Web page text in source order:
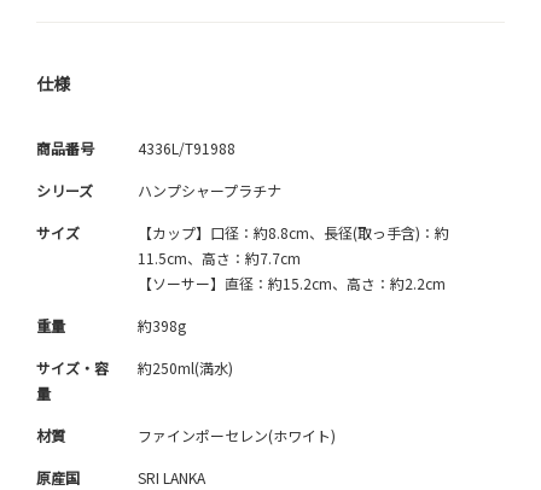
仕様
商品番号 4336L/T91988
シリーズ ハンプシャープラチナ
サイズ
【カップ】口径：約8.8cm、長径(取っ手含)：約
11.5cm、高さ：約7.7cm
【ソーサー】直径：約15.2cm、高さ：約2.2cm
重量 約398g
サイズ・容
量
約250ml(満水)
材質 ファインポーセレン(ホワイト)
原産国 SRI LANKA